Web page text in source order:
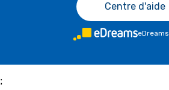
Centre d'aide
eDreams
;